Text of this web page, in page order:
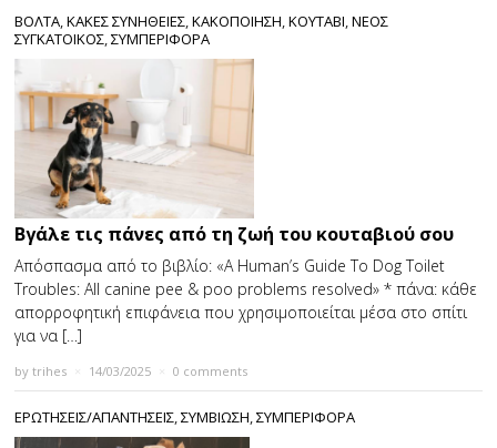
ΒΟΛΤΑ,ΚΑΚΕΣ ΣΥΝΗΘΕΙΕΣ,ΚΑΚΟΠΟΙΗΣΗ,ΚΟΥΤΑΒΙ,ΝΕΟΣ
ΣΥΓΚΑΤΟΙΚΟΣ,ΣΥΜΠΕΡΙΦΟΡΑ
Βγάλε τις πάνες από τη ζωή του κουταβιού σου
Απόσπασμα από το βιβλίο: «A Human’s Guide To Dog Toilet
Troubles: All canine pee & poo problems resolved» * πάνα: κάθε
απορροφητική επιφάνεια που χρησιμοποιείται μέσα στο σπίτι
για να […]
bytrihes 14/03/2025 0 comments
ΕΡΩΤΗΣΕΙΣ/ΑΠΑΝΤΗΣΕΙΣ,ΣΥΜΒΙΩΣΗ,ΣΥΜΠΕΡΙΦΟΡΑ